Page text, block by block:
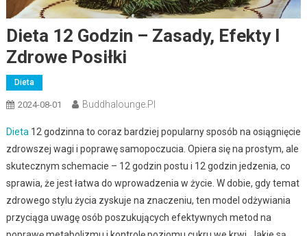
Dieta 12 Godzin – Zasady, Efekty I
Zdrowe Posiłki
Dieta
2024-08-01 Buddhalounge.pl
Dieta 12 godzinna to coraz bardziej popularny sposób na osiągnięcie
zdrowszej wagi i poprawę samopoczucia. Opiera się na prostym, ale
skutecznym schemacie – 12 godzin postu i 12 godzin jedzenia, co
sprawia, że jest łatwa do wprowadzenia w życie. W dobie, gdy temat
zdrowego stylu życia zyskuje na znaczeniu, ten model odżywiania
przyciąga uwagę osób poszukujących efektywnych metod na